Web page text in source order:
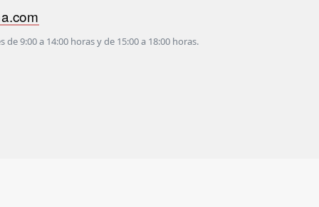
9:00 a 14:00 horas y de 15:00 a 18:00 horas.